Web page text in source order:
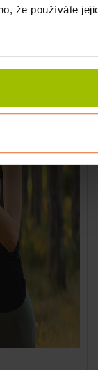
že používáte